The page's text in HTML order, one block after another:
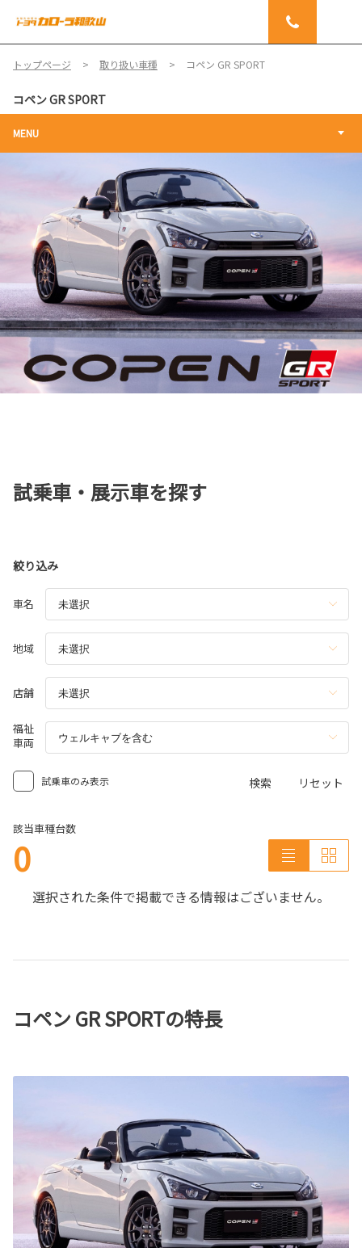
トップページ 取り扱い車種 コペン GR SPORT
コペン GR SPORT
MENU
試乗車・展示車を探す
絞り込み
車名
地域
店舗
福祉
車両
試乗車のみ表示 検索 リセット
該当車種台数
0
選択された条件で掲載できる情報はございません。
コペン GR SPORTの特長